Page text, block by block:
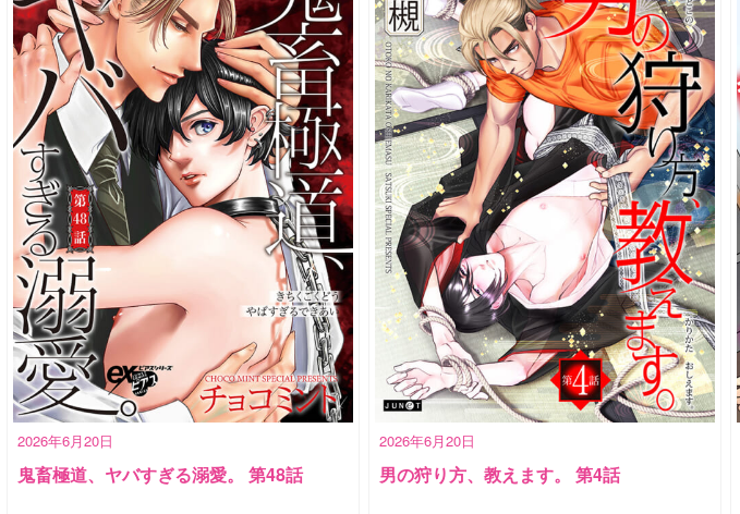
2026年6月20日
鬼畜極道、ヤバすぎる溺愛。 第48話
2026年6月20日
男の狩り方、教えます。 第4話